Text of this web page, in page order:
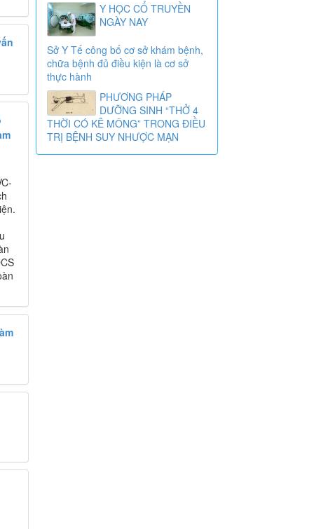
Y HỌC CỔ TRUYỀN
NGÀY NAY
Sở Y Tế công bố cơ sở khám bệnh,
chữa bệnh đủ điều kiện là cơ sở
thực hành
PHƯƠNG PHÁP
DƯỠNG SINH “THỞ 4
THỜI CÓ KÊ MÔNG” TRONG ĐIỀU
TRỊ BỆNH SUY NHƯỢC MẠN